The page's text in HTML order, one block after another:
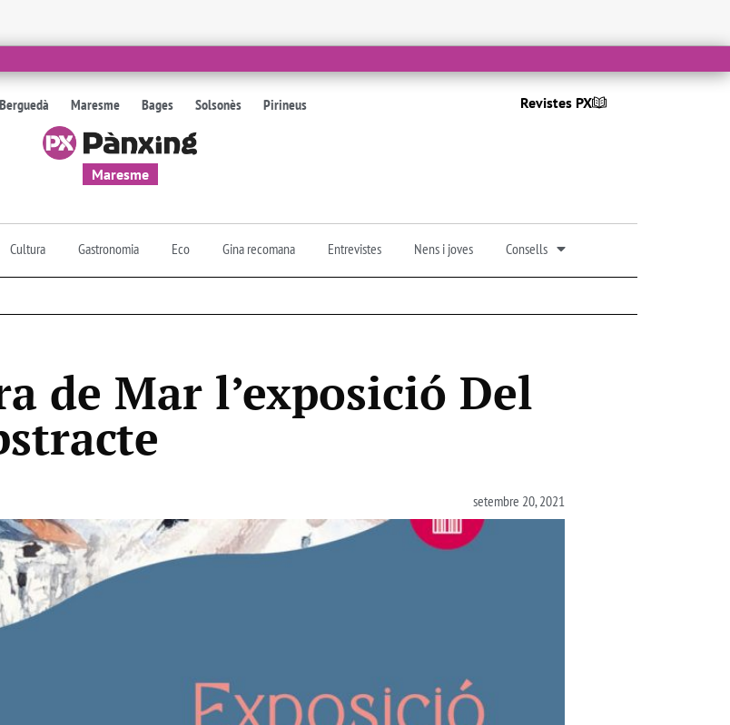
Berguedà Maresme Bages Solsonès Pirineus Revistes PX
Maresme
Cultura Gastronomia Eco Gina recomana Entrevistes Nens i joves Consells
de Mar l’exposició Del
setembre 20, 2021